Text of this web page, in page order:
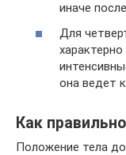
иначе
Для
она ведет
Как
Положение тела